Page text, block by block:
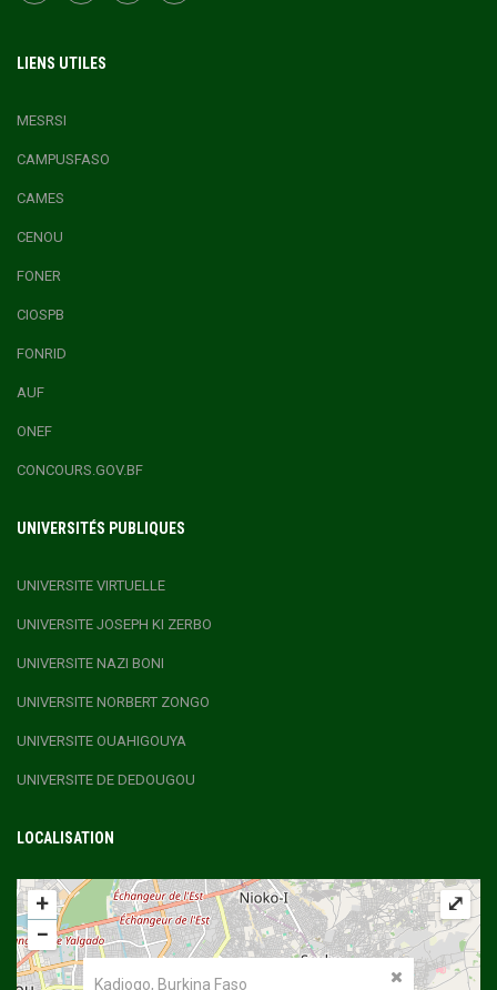
LIENS UTILES
MESRSI
CAMPUSFASO
CAMES
CENOU
FONER
CIOSPB
FONRID
AUF
ONEF
CONCOURS.GOV.BF
UNIVERSITÉS PUBLIQUES
UNIVERSITE VIRTUELLE
UNIVERSITE JOSEPH KI ZERBO
UNIVERSITE NAZI BONI
UNIVERSITE NORBERT ZONGO
UNIVERSITE OUAHIGOUYA
UNIVERSITE DE DEDOUGOU
LOCALISATION
Kadiogo, Burkina Faso
+
−
⤢